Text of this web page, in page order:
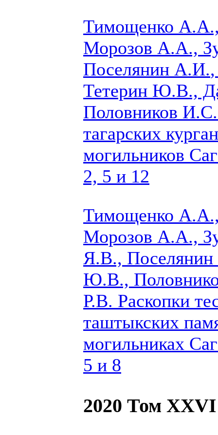
Тимощенко
Морозов А.А.,
Поселянин А.И.
Тетерин Ю.В.,
Половников И.C.
тагарских
могильников
2, 5 и 12
Тимощенко
Морозов А.А.,
Я.В.,
Ю.В.,
Р.В. Раскопки
таштыкских
могильниках
5 и 8
2020 Том XXVI